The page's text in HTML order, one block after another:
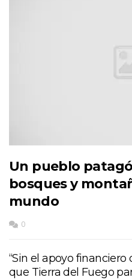
Un pueblo
bosques y
mundo
0
“Sin el apoyo
que Tierra del Fuego